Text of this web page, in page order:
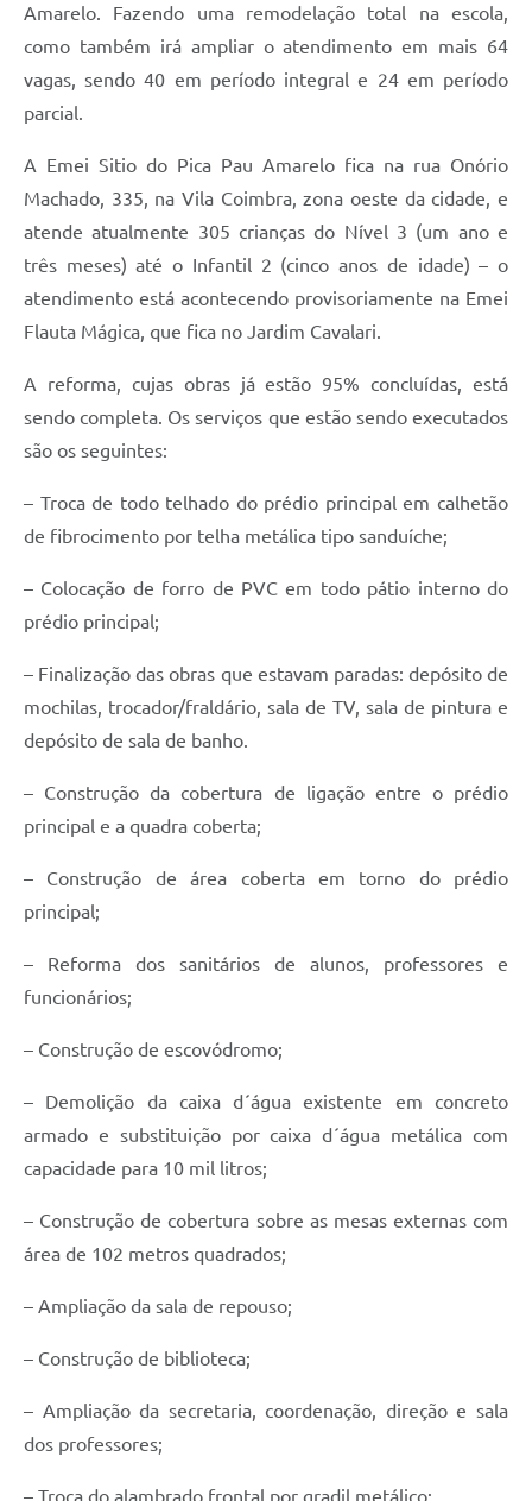
Amarelo. Fazendo uma remodelação total na escola,
como também irá ampliar o atendimento em mais 64
vagas, sendo 40 em período integral e 24 em período
parcial.
A Emei Sitio do Pica Pau Amarelo fica na rua Onório
Machado, 335, na Vila Coimbra, zona oeste da cidade, e
atende atualmente 305 crianças do Nível 3 (um ano e
três meses) até o Infantil 2 (cinco anos de idade) – o
atendimento está acontecendo provisoriamente na Emei
Flauta Mágica, que fica no Jardim Cavalari.
A reforma, cujas obras já estão 95% concluídas, está
sendo completa. Os serviços que estão sendo executados
são os seguintes:
– Troca de todo telhado do prédio principal em calhetão
de fibrocimento por telha metálica tipo sanduíche;
– Colocação de forro de PVC em todo pátio interno do
prédio principal;
– Finalização das obras que estavam paradas: depósito de
mochilas, trocador/fraldário, sala de TV, sala de pintura e
depósito de sala de banho.
– Construção da cobertura de ligação entre o prédio
principal e a quadra coberta;
– Construção de área coberta em torno do prédio
principal;
– Reforma dos sanitários de alunos, professores e
funcionários;
– Construção de escovódromo;
– Demolição da caixa d´água existente em concreto
armado e substituição por caixa d´água metálica com
capacidade para 10 mil litros;
– Construção de cobertura sobre as mesas externas com
área de 102 metros quadrados;
– Ampliação da sala de repouso;
– Construção de biblioteca;
– Ampliação da secretaria, coordenação, direção e sala
dos professores;
– Troca do alambrado frontal por gradil metálico;